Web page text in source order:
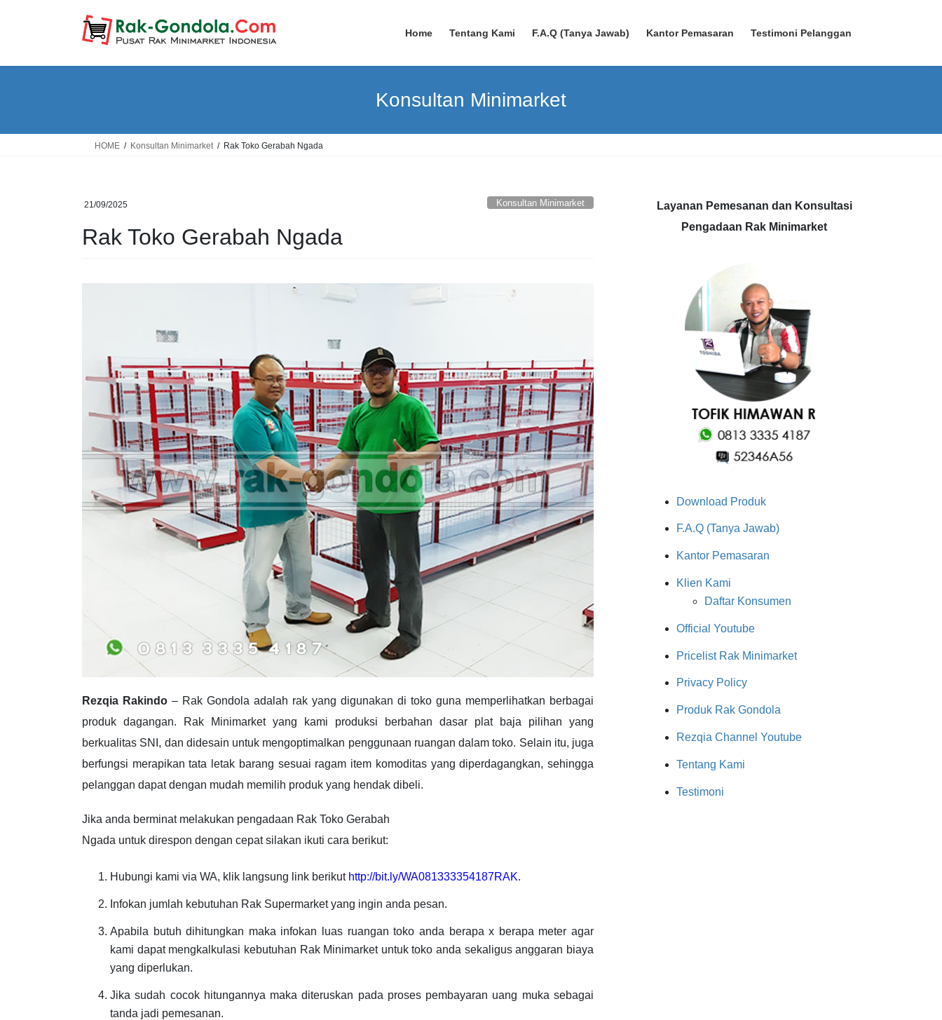
Home Tentang Kami F.A.Q (Tanya Jawab) Kantor Pemasaran Testimoni Pelanggan
Konsultan Minimarket
HOME Konsultan Minimarket Rak Toko Gerabah Ngada
21/09/2025 Konsultan Minimarket
Rak Toko Gerabah Ngada
Rezqia Rakindo – Rak Gondola adalah rak yang digunakan di toko guna memperlihatkan berbagai
produk dagangan. Rak Minimarket yang kami produksi berbahan dasar plat baja pilihan yang
berkualitas SNI, dan didesain untuk mengoptimalkan penggunaan ruangan dalam toko. Selain itu, juga
berfungsi merapikan tata letak barang sesuai ragam item komoditas yang diperdagangkan, sehingga
pelanggan dapat dengan mudah memilih produk yang hendak dibeli.
Jika anda berminat melakukan pengadaan Rak Toko Gerabah
Ngada untuk direspon dengan cepat silakan ikuti cara berikut:
Hubungi kami via WA, klik langsung link berikut http://bit.ly/WA081333354187RAK.
Infokan jumlah kebutuhan Rak Supermarket yang ingin anda pesan.
Apabila butuh dihitungkan maka infokan luas ruangan toko anda berapa x berapa meter agar
kami dapat mengkalkulasi kebutuhan Rak Minimarket untuk toko anda sekaligus anggaran biaya
yang diperlukan.
Jika sudah cocok hitungannya maka diteruskan pada proses pembayaran uang muka sebagai
tanda jadi pemesanan.
Layanan Pemesanan dan Konsultasi
Pengadaan Rak Minimarket
Download Produk
F.A.Q (Tanya Jawab)
Kantor Pemasaran
Klien Kami
Daftar Konsumen
Official Youtube
Pricelist Rak Minimarket
Privacy Policy
Produk Rak Gondola
Rezqia Channel Youtube
Tentang Kami
Testimoni